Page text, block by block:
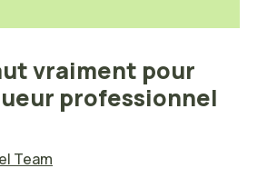
vraiment pour
professionnel
Team